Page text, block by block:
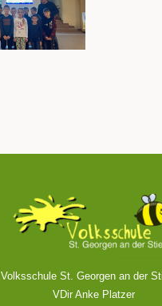
Volksschule St. Georgen an der
VDir Anke Platzer